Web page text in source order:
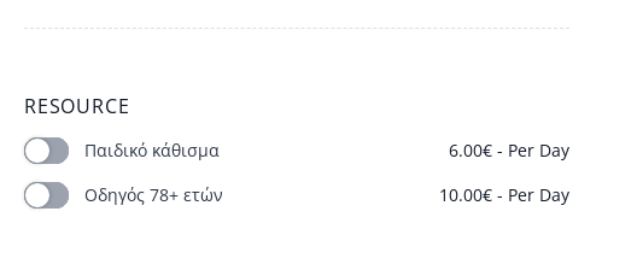
RESOURCE
Παιδικό κάθισμα 6.00€ - Per Day
Οδηγός 78+ ετών
10.00€ - Per Day